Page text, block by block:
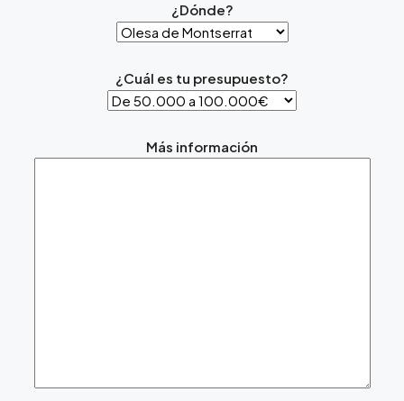
¿Dónde?
¿Cuál es tu presupuesto?
Más información